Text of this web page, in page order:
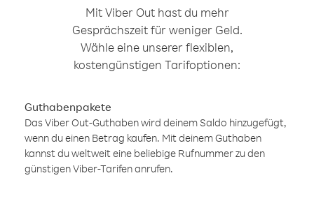
Mit Viber Out hast du mehr
Gesprächszeit für weniger Geld.
Wähle eine unserer flexiblen,
kostengünstigen Tarifoptionen:
Guthabenpakete
Das Viber Out-Guthaben wird deinem Saldo hinzugefügt,
wenn du einen Betrag kaufen. Mit deinem Guthaben
kannst du weltweit eine beliebige Rufnummer zu den
günstigen Viber-Tarifen anrufen.